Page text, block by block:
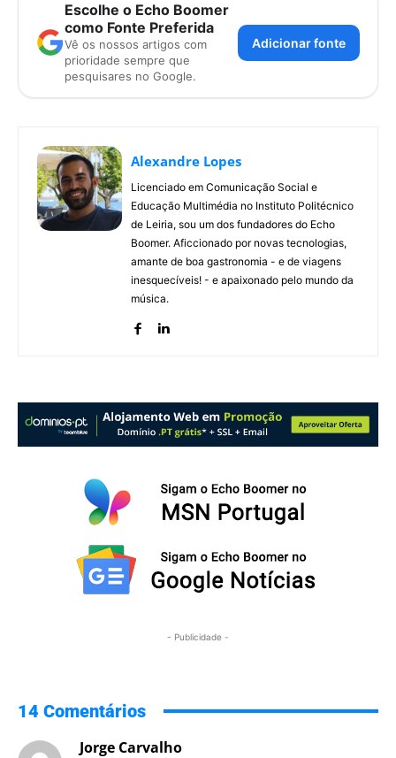
Escolhe o Echo Boomer
como Fonte Preferida
Vê os nossos artigos com
prioridade sempre que
pesquisares no Google.
Adicionar fonte
Alexandre Lopes
Licenciado em Comunicação Social e
Educação Multimédia no Instituto Politécnico
de Leiria, sou um dos fundadores do Echo
Boomer. Aficcionado por novas tecnologias,
amante de boa gastronomia - e de viagens
inesquecíveis! - e apaixonado pelo mundo da
música.
- Publicidade -
14 Comentários
Jorge Carvalho